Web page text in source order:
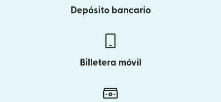
Depósito bancario
Billetera móvil